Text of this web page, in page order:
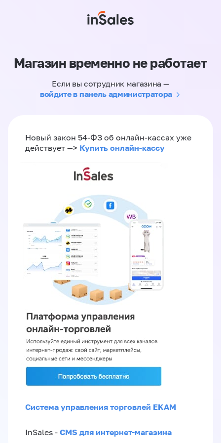
Магазин временно не работает
Если вы сотрудник магазина —
войдите в панель администратора
Новый закон 54-ФЗ об онлайн-кассах уже
действует —> Купить онлайн-кассу
Система управления торговлей EKAM
InSales - CMS для интернет-магазина